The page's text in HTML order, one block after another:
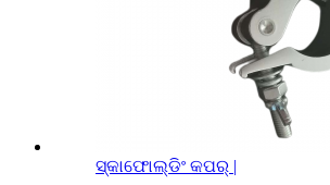
ସ୍କାଫୋଲ୍ଡିଂ କପର୍ |